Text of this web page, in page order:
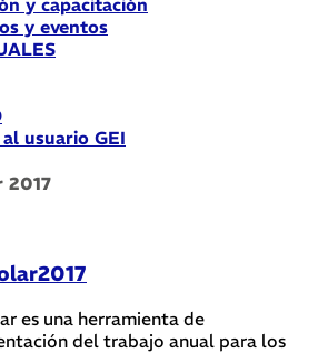
y capacitación
y eventos
usuario GEI
2017
es una herramienta de
del trabajo anual para los